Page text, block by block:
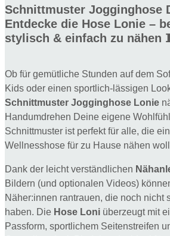
|
lässig
👖
Schnittmuster Jogginghose
Entdecke die Hose Lonie –
stylisch & einfach zu nähen
Ob für gemütliche Stunden auf dem
Kids oder einen sportlich-lässigen
Schnittmuster Jogginghose Lonie
Handumdrehen Deine eigene
Schnittmuster ist perfekt für alle, die
Wellnesshose für zu Hause nähen
Dank der leicht verständlichen
Bildern (und optionalen Videos)
Näher:innen rantrauen, die noch nicht
haben. Die Hose Loni überzeugt mit
Passform, sportlichem Seitenstreifen